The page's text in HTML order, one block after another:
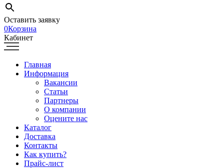
Оставить заявку
0Корзина
Кабинет
Главная
Информация
Вакансии
Статьи
Партнеры
О компании
Оцените нас
Каталог
Доставка
Контакты
Как купить?
Прайс-лист